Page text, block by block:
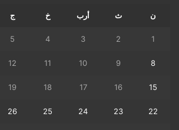
ن ث أرب خ ج
1
2
3
4
5
8
9
10
11
12
15
16
17
18
19
22
23
24
25
26